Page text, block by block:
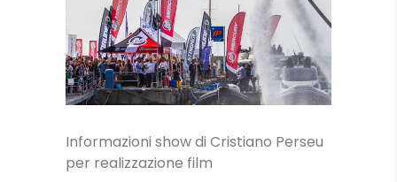
Informazioni show di Cristiano Perseu
per realizzazione film